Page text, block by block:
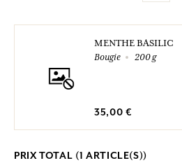
MENTHE BASILIC
Bougie
200 g
35,00 €
PRIX TOTAL (1 ARTICLE(S))